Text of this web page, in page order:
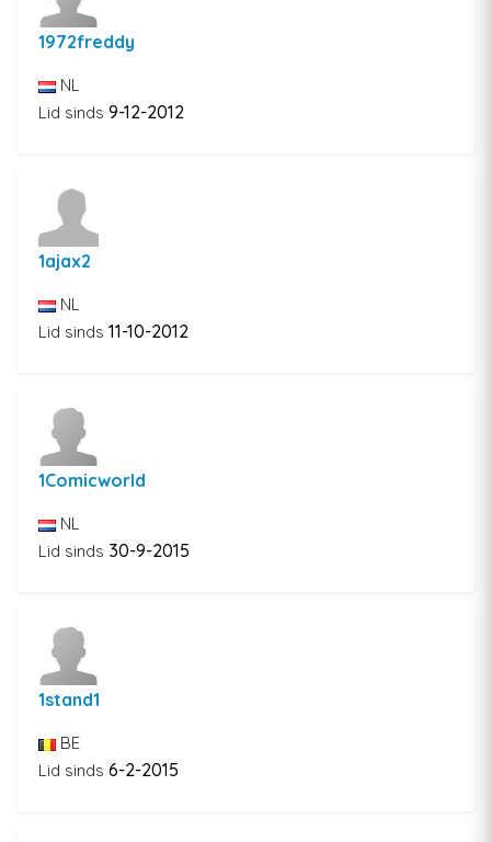
1972freddy
NL
Lid sinds 9-12-2012
1ajax2
NL
Lid sinds 11-10-2012
1Comicworld
NL
Lid sinds 30-9-2015
1stand1
BE
Lid sinds 6-2-2015